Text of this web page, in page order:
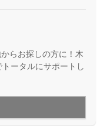
らお探しの方に！木
ータルにサポートし